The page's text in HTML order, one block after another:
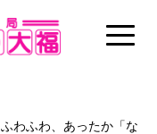
わふわ、あったか「な